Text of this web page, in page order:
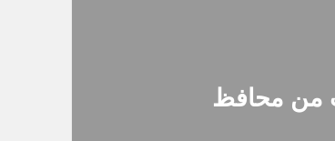
من محافظ